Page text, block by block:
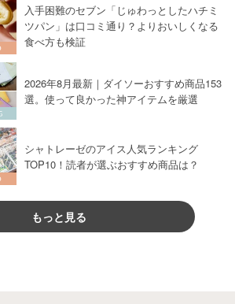
入手困難のセブン「じゅわっとしたハチミ
ツパン」は口コミ通り？よりおいしくなる
食べ方も検証
2026年8月最新｜ダイソーおすすめ商品153
選。使って良かった神アイテムを厳選
シャトレーゼのアイス人気ランキング
TOP10！読者が選ぶおすすめ商品は？
もっと見る